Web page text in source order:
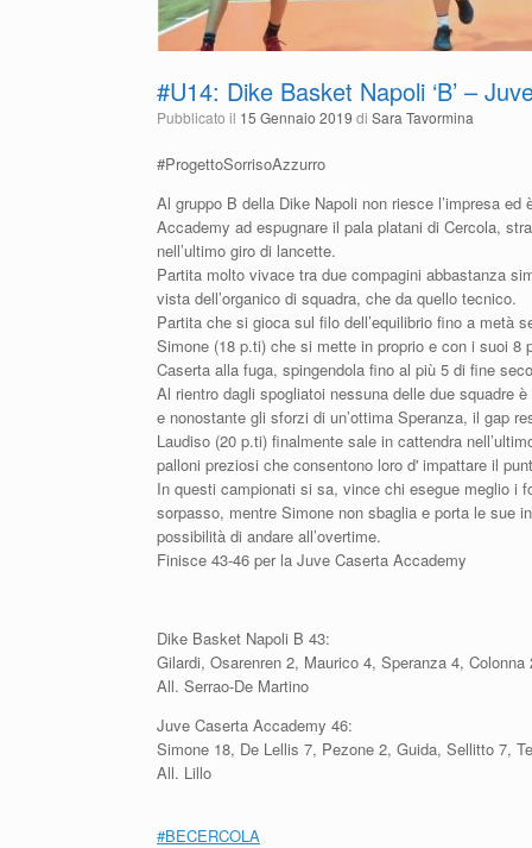
#U14: Dike Basket Napoli ‘B’ –
Pubblicato il 15 Gennaio 2019 di Sara Tavormina
#ProgettoSorrisoAzzurro
Al gruppo B della Dike Napoli non riesce l’impresa ed
Accademy ad espugnare il pala platani di Cercola,
nell’ultimo giro di lancette.
Partita molto vivace tra due compagini abbastanza
vista dell’organico di squadra, che da quello tecnico.
Partita che si gioca sul filo dell’equilibrio fino a metà
Simone (18 p.ti) che si mette in proprio e con i suoi 8
Caserta alla fuga, spingendola fino al più 5 di fine
Al rientro dagli spogliatoi nessuna delle due squadre
e nonostante gli sforzi di un’ottima Speranza, il gap
Laudiso (20 p.ti) finalmente sale in cattendra
palloni preziosi che consentono loro d' impattare il
In questi campionati si sa, vince chi esegue meglio i
sorpasso, mentre Simone non sbaglia e porta le sue
possibilità di andare all’overtime.
Finisce 43-46 per la Juve Caserta Accademy
Dike Basket Napoli B 43:
Gilardi, Osarenren 2, Maurico 4, Speranza 4,
All. Serrao-De Martino
Juve Caserta Accademy 46:
Simone 18, De Lellis 7, Pezone 2, Guida, Sellitto 7,
All. Lillo
#BECERCOLA